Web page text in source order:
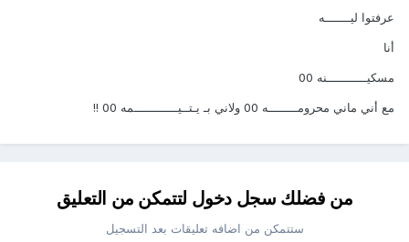
عرفتوا ليـــــــه
أنا
مسكيـــــــــــنه 00
مع أني ماني محرومــــــــه 00 ولاني بـ يـتــيــــــــــــمه 00 !!
من فضلك سجل دخول لتتمكن من التعليق
ستتمكن من اضافه تعليقات بعد التسجيل